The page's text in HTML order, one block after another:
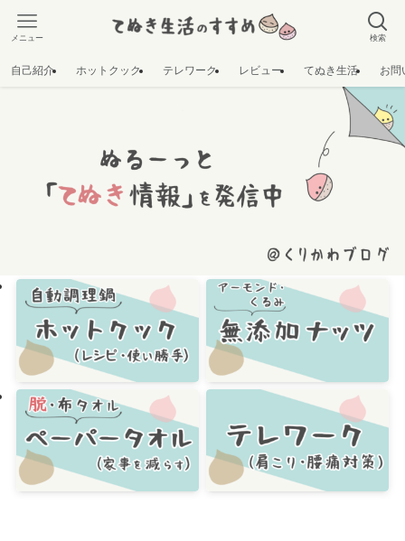
検索
メニュー
自己紹介 ホットクック テレワーク レビュー てぬき生活 お問